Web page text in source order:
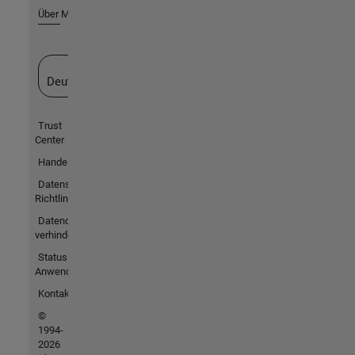
Über MathWorks
Deutschland
Trust
Center
Handelsmarken
Datenschutz-
Richtlinien
Datendiebstahl
verhindern
Status von
Anwendungen
Kontakt
©
1994-
2026